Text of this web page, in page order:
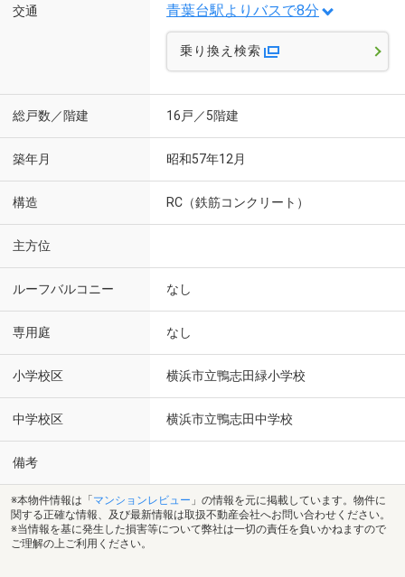
交通 青葉台駅よりバスで8分
乗り換え検索
総戸数／階建 16戸／5階建
築年月 昭和57年12月
構造 RC（鉄筋コンクリート）
主方位
ルーフバルコニー なし
専用庭 なし
小学校区 横浜市立鴨志田緑小学校
中学校区 横浜市立鴨志田中学校
備考
※本物件情報は「 マンションレビュー 」の情報を元に掲載しています。物件に
関する正確な情報、及び最新情報は取扱不動産会社へお問い合わせください。
※当情報を基に発生した損害等について弊社は一切の責任を負いかねますので
ご理解の上ご利用ください。